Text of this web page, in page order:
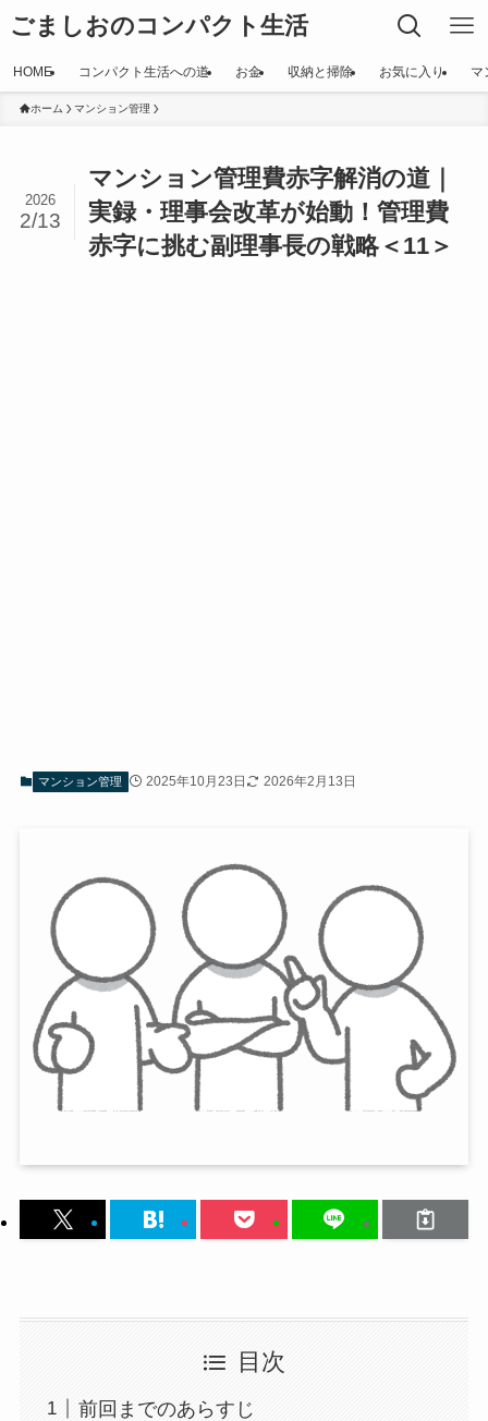
ごましおのコンパクト生活
HOME コンパクト生活への道 お金 収納と掃除 お気に入り マ
ホーム マンション管理
マンション管理費赤字解消の道｜
実録・理事会改革が始動！管理費
赤字に挑む副理事長の戦略＜11＞
2026
2/13
マンション管理 2025年10月23日 2026年2月13日
目次
前回までのあらすじ